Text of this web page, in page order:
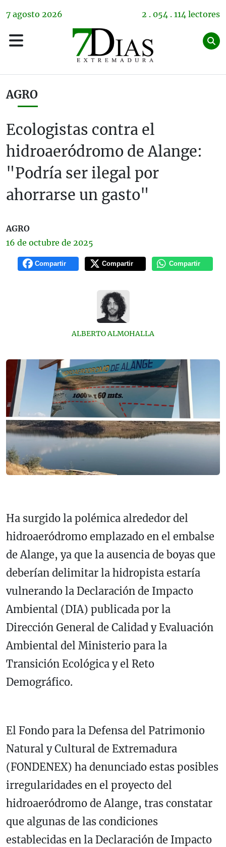
7 agosto 2026 2 . 054 . 114 lectores
AGRO
Ecologistas contra el
hidroaeródromo de Alange:
"Podría ser ilegal por
ahorrarse un gasto"
AGRO
16 de octubre de 2025
Compartir Compartir Compartir
ALBERTO ALMOHALLA
Ha surgido la polémica alrededor del
hidroaeródromo emplazado en el embalse
de Alange, ya que la ausencia de boyas que
deberían delimitar la hidropista estaría
vulnerando la Declaración de Impacto
Ambiental (DIA) publicada por la
Dirección General de Calidad y Evaluación
Ambiental del Ministerio para la
Transición Ecológica y el Reto
Demográfico.
El Fondo para la Defensa del Patrimonio
Natural y Cultural de Extremadura
(FONDENEX) ha denunciado estas posibles
irregularidades en el proyecto del
hidroaeródromo de Alange, tras constatar
que algunas de las condiciones
establecidas en la Declaración de Impacto